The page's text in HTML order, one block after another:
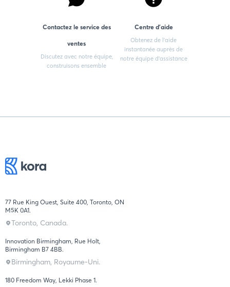
Contactez le service des
ventes
Discutez avec notre équipe,
construisons ensemble
Centre d'aide
Obtenez de l'aide
instantanée auprès de
notre équipe d'assistance
77 Rue King Ouest, Suite 400, Toronto, ON
M5K 0A1.
Toronto, Canada.
Innovation Birmingham, Rue Holt,
Birmingham B7 4BB.
Birmingham, Royaume-Uni.
180 Freedom Way, Lekki Phase 1.